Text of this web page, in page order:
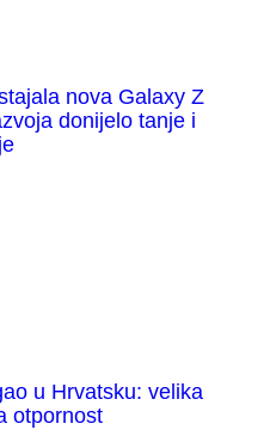
nova Galaxy Z
donijelo tanje i
u Hrvatsku: velika
otpornost